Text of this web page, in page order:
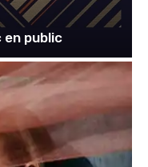
en public